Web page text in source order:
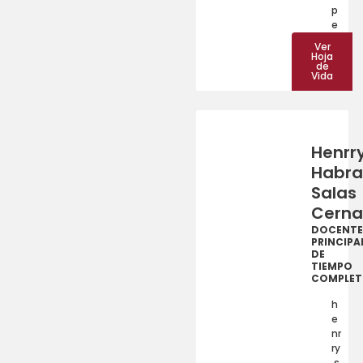
p
e
Ver
Hoja
de
Vida
Salas
DOCENTE
DE
TIEMPO
h
e
nr
ry